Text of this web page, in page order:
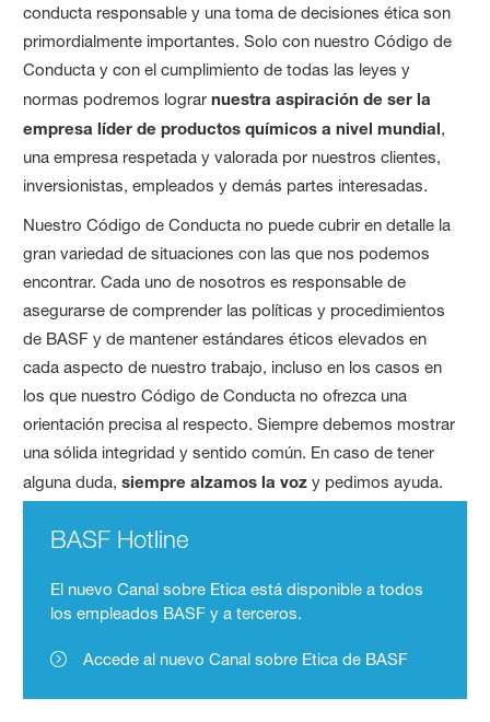
conducta responsable y una toma de decisiones ética son
primordialmente importantes. Solo con nuestro Código de
Conducta y con el cumplimiento de todas las leyes y
normas podremos lograr nuestra aspiración de ser la
empresa líder de productos químicos a nivel mundial,
una empresa respetada y valorada por nuestros clientes,
inversionistas, empleados y demás partes interesadas.
Nuestro Código de Conducta no puede cubrir en detalle la
gran variedad de situaciones con las que nos podemos
encontrar. Cada uno de nosotros es responsable de
asegurarse de comprender las políticas y procedimientos
de BASF y de mantener estándares éticos elevados en
cada aspecto de nuestro trabajo, incluso en los casos en
los que nuestro Código de Conducta no ofrezca una
orientación precisa al respecto. Siempre debemos mostrar
una sólida integridad y sentido común. En caso de tener
alguna duda,siempre alzamos la voz y pedimos ayuda.
BASF Hotline
El nuevo Canal sobre Etica está disponible a todos
los empleados BASF y a terceros.
Accede al nuevo Canal sobre Etica de BASF